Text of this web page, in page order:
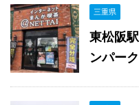
三重県
東松阪
ンパー